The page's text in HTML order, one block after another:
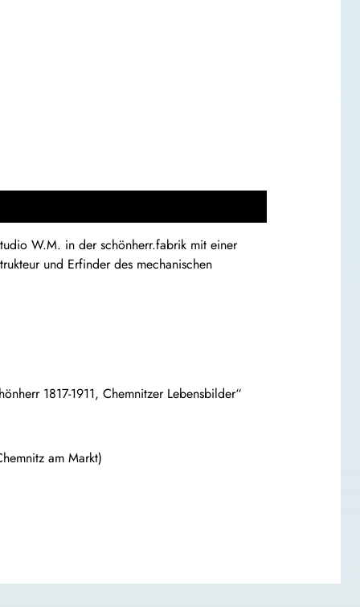
W.M. in der schönherr.fabrik mit einer
und Erfinder des mechanischen
1817-1911, Chemnitzer Lebensbilder“
am Markt)